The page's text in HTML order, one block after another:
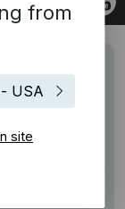
from
USA
site